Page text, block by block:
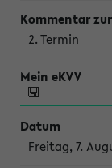
2. Termin
Freitag, 7.